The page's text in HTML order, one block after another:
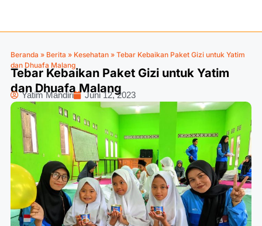
Beranda » Berita » Kesehatan » Tebar Kebaikan Paket Gizi untuk Yatim
dan Dhuafa Malang
Tebar Kebaikan Paket Gizi untuk Yatim
dan Dhuafa Malang
Yatim Mandiri Juni 12, 2023